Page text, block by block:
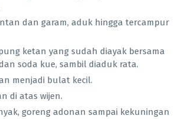
dan garam, aduk hingga tercampur
ketan yang sudah diayak bersama
soda kue, sambil diaduk rata.
menjadi bulat kecil.
di atas wijen.
goreng adonan sampai kekuningan